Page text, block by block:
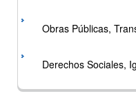
Obras Públicas,
Derechos Sociales,